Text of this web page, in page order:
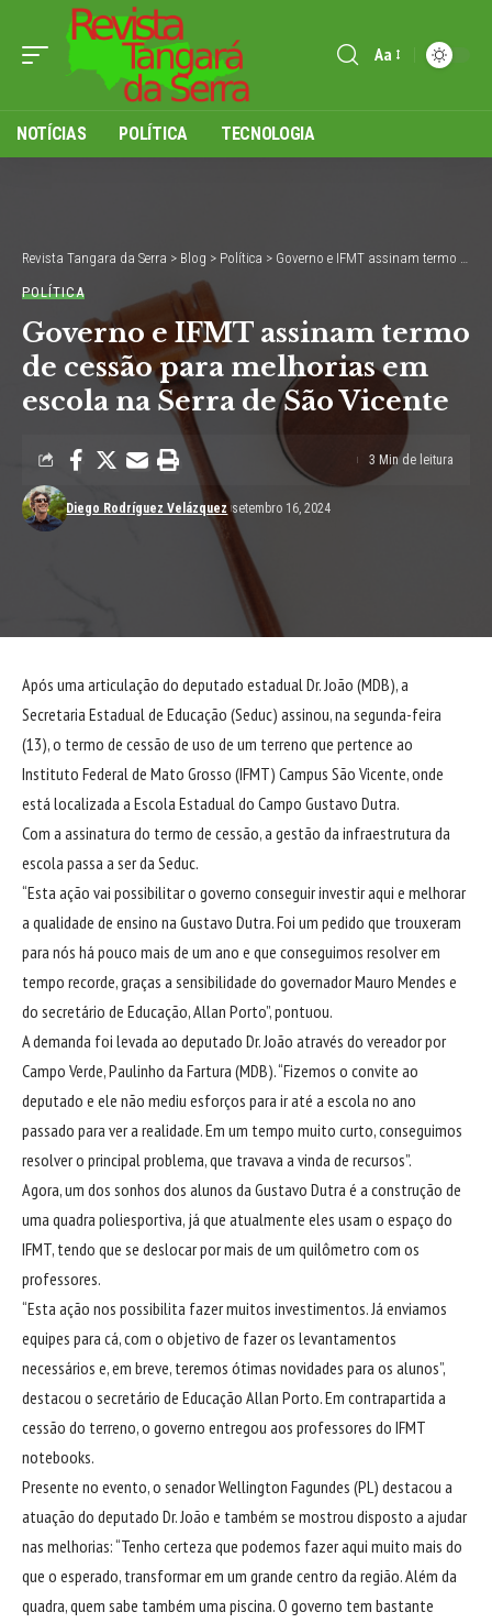
Font
Aa
NOTÍCIAS POLÍTICA TECNOLOGIA
Revista Tangara da Serra > Blog > Política > Governo e IFMT assinam termo de cessão para melhorias em escola na Serra de São Vicente
POLÍTICA
Governo e IFMT assinam termo
de cessão para melhorias em
escola na Serra de São Vicente
Diego Rodríguez Velázquez setembro 16, 2024
3 Min de leitura
Após uma articulação do deputado estadual Dr. João (MDB), a
Secretaria Estadual de Educação (Seduc) assinou, na segunda-feira
(13), o termo de cessão de uso de um terreno que pertence ao
Instituto Federal de Mato Grosso (IFMT) Campus São Vicente, onde
está localizada a Escola Estadual do Campo Gustavo Dutra.
Com a assinatura do termo de cessão, a gestão da infraestrutura da
escola passa a ser da Seduc.
“Esta ação vai possibilitar o governo conseguir investir aqui e melhorar
a qualidade de ensino na Gustavo Dutra. Foi um pedido que trouxeram
para nós há pouco mais de um ano e que conseguimos resolver em
tempo recorde, graças a sensibilidade do governador Mauro Mendes e
do secretário de Educação, Allan Porto”, pontuou.
A demanda foi levada ao deputado Dr. João através do vereador por
Campo Verde, Paulinho da Fartura (MDB). “Fizemos o convite ao
deputado e ele não mediu esforços para ir até a escola no ano
passado para ver a realidade. Em um tempo muito curto, conseguimos
resolver o principal problema, que travava a vinda de recursos”.
Agora, um dos sonhos dos alunos da Gustavo Dutra é a construção de
uma quadra poliesportiva, já que atualmente eles usam o espaço do
IFMT, tendo que se deslocar por mais de um quilômetro com os
professores.
“Esta ação nos possibilita fazer muitos investimentos. Já enviamos
equipes para cá, com o objetivo de fazer os levantamentos
necessários e, em breve, teremos ótimas novidades para os alunos”,
destacou o secretário de Educação Allan Porto. Em contrapartida a
cessão do terreno, o governo entregou aos professores do IFMT
notebooks.
Presente no evento, o senador Wellington Fagundes (PL) destacou a
atuação do deputado Dr. João e também se mostrou disposto a ajudar
nas melhorias: “Tenho certeza que podemos fazer aqui muito mais do
que o esperado, transformar em um grande centro da região. Além da
quadra, quem sabe também uma piscina. O governo tem bastante